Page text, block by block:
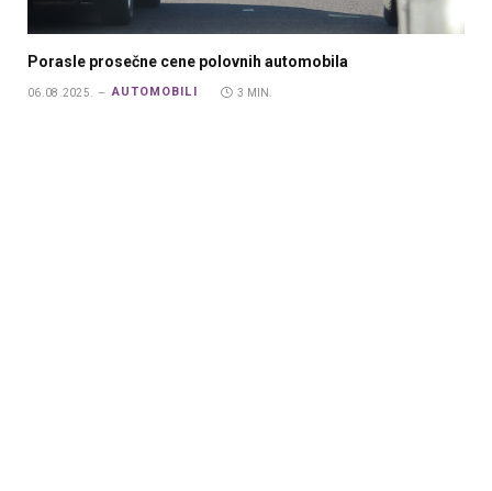
Porasle prosečne cene polovnih automobila
06.08.2025. AUTOMOBILI 3 MIN.